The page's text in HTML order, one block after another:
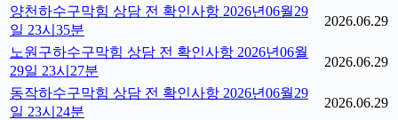
양천하수구막힘 상담 전 확인사항 2026년06월29
일 23시35분
2026.06.29
노원구하수구막힘 상담 전 확인사항 2026년06월
29일 23시27분
2026.06.29
동작하수구막힘 상담 전 확인사항 2026년06월29
일 23시24분
2026.06.29